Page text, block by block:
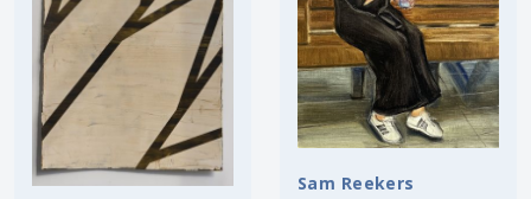
Sam Reekers